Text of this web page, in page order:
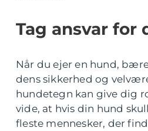
Tag ansvar for
Når du ejer en hund,
dens sikkerhed og
hundetegn kan give dig
vide, at hvis din hund
fleste mennesker, der